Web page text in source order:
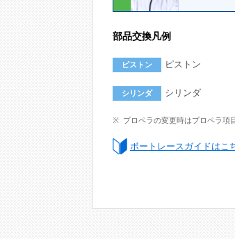
部品交換凡例
ピストン ピストン
シリンダ シリンダ
プロペラの変更時はプロペラ項
ボートレースガイドはこ